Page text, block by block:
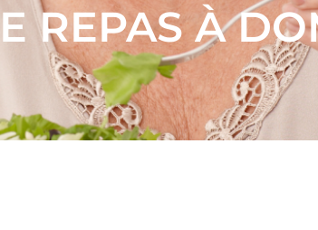
REPAS À